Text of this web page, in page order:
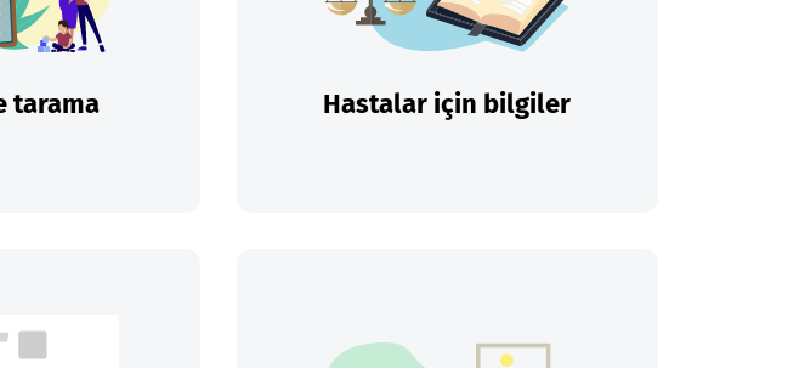
tarama Hastalar için bilgiler